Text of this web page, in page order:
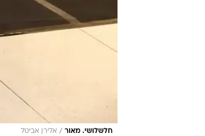
חלשלושי. מאור / אלירן אביטל